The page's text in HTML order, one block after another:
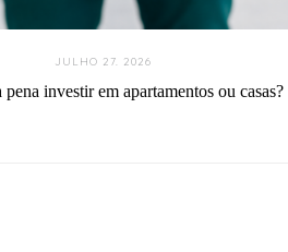
JULHO 27. 2026
pena investir em apartamentos ou casas?